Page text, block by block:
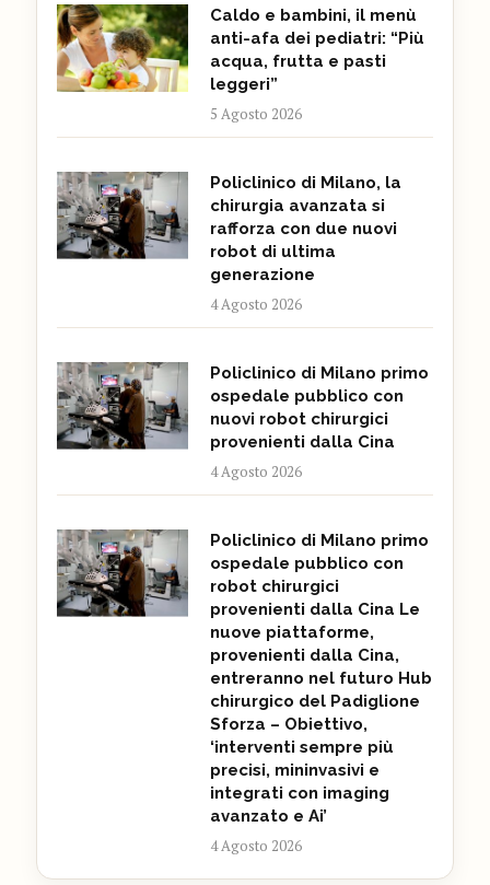
Caldo e bambini, il menù
anti-afa dei pediatri: “Più
acqua, frutta e pasti
leggeri”
5 Agosto 2026
Policlinico di Milano, la
chirurgia avanzata si
rafforza con due nuovi
robot di ultima
generazione
4 Agosto 2026
Policlinico di Milano primo
ospedale pubblico con
nuovi robot chirurgici
provenienti dalla Cina
4 Agosto 2026
Policlinico di Milano primo
ospedale pubblico con
robot chirurgici
provenienti dalla Cina Le
nuove piattaforme,
provenienti dalla Cina,
entreranno nel futuro Hub
chirurgico del Padiglione
Sforza – Obiettivo,
‘interventi sempre più
precisi, mininvasivi e
integrati con imaging
avanzato e Ai’
4 Agosto 2026